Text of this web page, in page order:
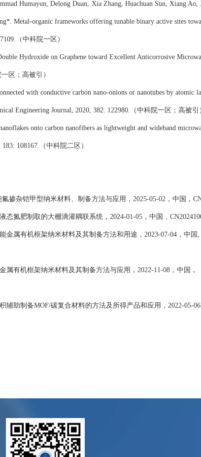
Humayun, Delong Duan, Xia Zhang, Huachuan Sun, Xiang Ao,
Metal-organic frameworks offering tunable binary active sites
（中科院一区）
Hydroxide on Graphene toward Excellent Anticorrosive
一区 ；高被引 ）
with conductive carbon nano-onions or nanotubes by atomic
Engineering Journal, 2020, 382: 122980. （中科院一区；高被引
onto carbon nanofibers as lightweight and wideband
108167. （中科院二区）
掺杂铠甲型纳米材料、制备方法与应用， 2025-05-02 ，中国，
态氮肥制取的大棚滴灌耦联系统， 2024-01-05 ，中国，
金属有机框架纳米材料及其制备方法和用途， 2023-07-04 ，中国
属有机框架纳米材料及其制备方法与应用， 2022-11-08 ，中国，
辅助制备MOF/碳复合材料的方法及所得产品和应用， 2022-05-06